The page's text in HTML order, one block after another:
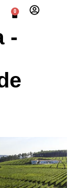
0
-